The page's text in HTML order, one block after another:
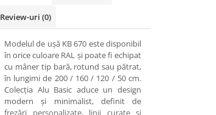
Review-uri (0)
Modelul de ușă KB 670 este disponibil
în orice culoare RAL și poate fi echipat
cu mâner tip bară, rotund sau pătrat,
în lungimi de 200 / 160 / 120 / 50 cm.
Colecția Alu Basic aduce un design
modern și minimalist, definit de
frezări personalizate, linii curate și